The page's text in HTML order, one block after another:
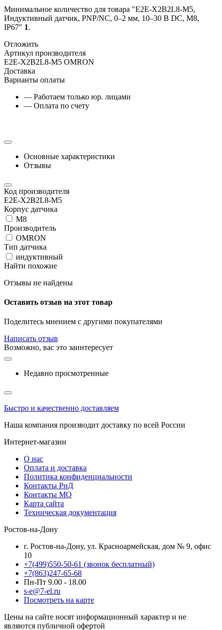
Минимальное количество для товара "E2E-X2B2L8-M5,
Индуктивный датчик, PNP/NC, 0–2 мм, 10–30 В DC, М8,
IP67" 1.
Отложить
Артикул производителя
E2E-X2B2L8-M5 OMRON
Доставка
Варианты оплаты
— Работаем только юр. лицами
— Оплата по счету
Основные характеристики
Отзывы
Код производителя
E2E-X2B2L8-M5
Корпус датчика
М8
Производитель
OMRON
Тип датчика
индуктивный
Найти похожие
Отзывы не найдены
Оставить отзыв на этот товар
Поделитесь мнением с другими покупателями
Написать отзыв
Возможно, вас это заинтересует
Недавно просмотренные
Быстро и качественно доставляем
Наша компания производит доставку по всей России
Интернет-магазин
О нас
Оплата и доставка
Политика конфиденциальности
Контакты РнД
Контакты МО
Карта сайта
Техническая документация
Ростов-на-Дону
г. Ростов-на-Дону, ул. Красноармейская, дом № 9, офис
10
+7(499)550-50-61 (звонок бесплатный)
+7(863)247-65-68
Пн-Пт 9.00 - 18.00
s-e@7-el.ru
Посмотреть на карте
Цены на сайте носят информационный характер и не
являются публичной офертой